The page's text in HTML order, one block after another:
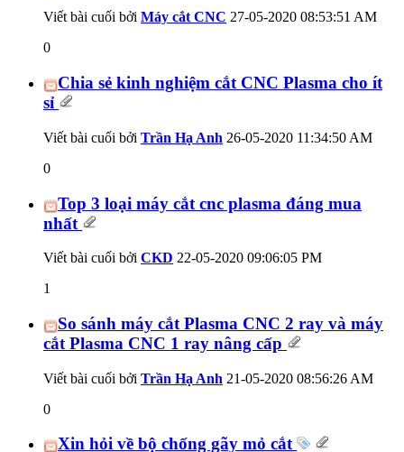
Viết bài cuối bởi Máy cắt CNC 27-05-2020 08:53:51 AM
0
Chia sẻ kinh nghiệm cắt CNC Plasma cho ít
sỉ
Viết bài cuối bởi Trần Hạ Anh 26-05-2020 11:34:50 AM
0
Top 3 loại máy cắt cnc plasma đáng mua
nhất
Viết bài cuối bởi CKD 22-05-2020 09:06:05 PM
1
So sánh máy cắt Plasma CNC 2 ray và máy
cắt Plasma CNC 1 ray nâng cấp
Viết bài cuối bởi Trần Hạ Anh 21-05-2020 08:56:26 AM
0
Xin hỏi về bộ chống gãy mỏ cắt